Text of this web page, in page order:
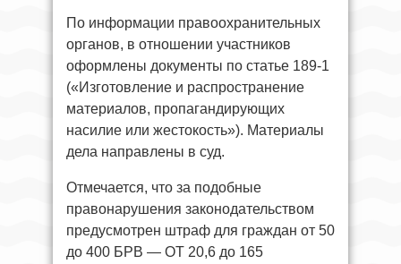
По информации правоохранительных
органов, в отношении участников
оформлены документы по статье 189-1
(«Изготовление и распространение
материалов, пропагандирующих
насилие или жестокость»). Материалы
дела направлены в суд.
Отмечается, что за подобные
правонарушения законодательством
предусмотрен штраф для граждан от 50
до 400 БРВ — ОТ 20,6 до 165